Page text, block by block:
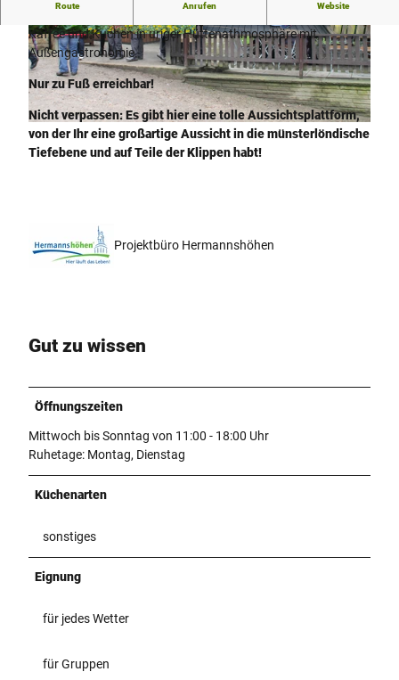
CC-BY-SA
© S. Plake, Stadtmarketing Ibbenbüren GmbH © Stadtmarketing Ibbenbüren, M. Windoffer
Route Anrufen Website
Kaffee und Kuchen in uriger Hüttenathmosphäre mit
Außengastronomie.
Nur zu Fuß erreichbar!
Nicht verpassen: Es gibt hier eine tolle Aussichtsplattform,
von der Ihr eine großartige Aussicht in die münsterlöndische
Tiefebene und auf Teile der Klippen habt!
Projektbüro Hermannshöhen
Gut zu wissen
Öffnungszeiten
Mittwoch bis Sonntag von 11:00 - 18:00 Uhr
Ruhetage: Montag, Dienstag
Küchenarten
sonstiges
Eignung
für jedes Wetter
für Gruppen